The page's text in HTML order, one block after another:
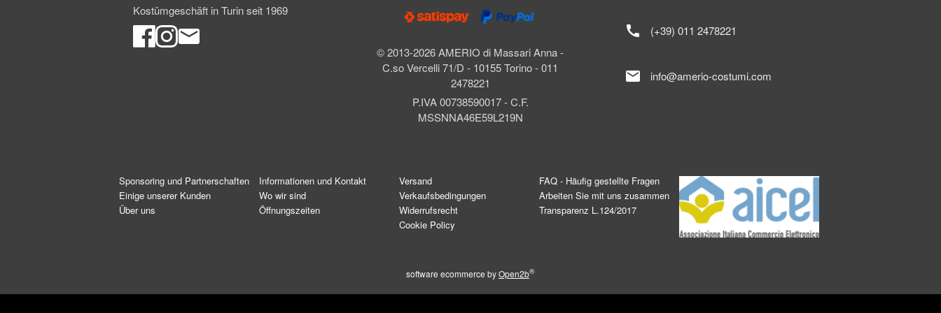
Kostümgeschäft in Turin seit 1969
© 2013-2026 AMERIO di Massari Anna -
C.so Vercelli 71/D - 10155 Torino - 011
2478221
P.IVA 00738590017 - C.F.
MSSNNA46E59L219N
call (+39) 011 2478221
mail info@amerio-costumi.com
Sponsoring und Partnerschaften
Einige unserer Kunden
Über uns
Informationen und Kontakt
Wo wir sind
Öffnungszeiten
Versand
Verkaufsbedingungen
Widerrufsrecht
Cookie Policy
FAQ - Häufig gestellte Fragen
Arbeiten Sie mit uns zusammen
Transparenz L.124/2017
software ecommerce byOpen2b®